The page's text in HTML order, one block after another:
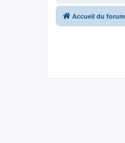
Accueil du forum